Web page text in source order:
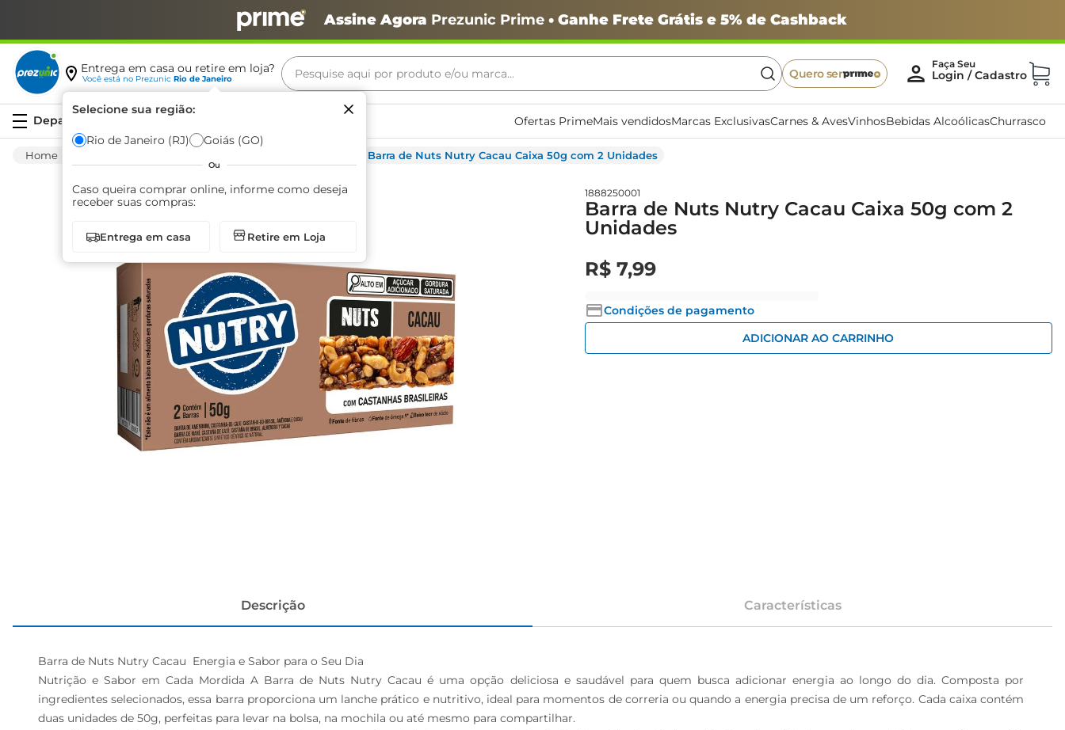
Assine Agora Prezunic Prime• Ganhe Frete Grátis e 5% de Cashback
Entrega em casa ou retire em loja?
Você está no Prezunic Rio de Janeiro
Selecione sua região:
Rio de Janeiro (RJ) Goiás (GO)
Ou
Caso queira comprar online, informe como deseja
receber suas compras:
Entrega em casa Retire em Loja
Pesquise aqui por produto e/ou marca...
Quero ser
Ofertas PrimeMais vendidosMarcas ExclusivasCarnes & AvesVinhosBebidas AlcoólicasChurrasco
Barra de Nuts Nutry Cacau Caixa 50g com 2 Unidades
1888250001
Barra de Nuts Nutry Cacau Caixa 50g com 2
Unidades
R$ 7,99
Condições de pagamento
ADICIONAR AO CARRINHO
Descrição Características
Barra de Nuts Nutry Cacau  Energia e Sabor para o Seu Dia
Nutrição e Sabor em Cada Mordida A Barra de Nuts Nutry Cacau é uma opção deliciosa e saudável para quem busca adicionar energia ao longo do dia. Composta por
ingredientes selecionados, essa barra proporciona um lanche prático e nutritivo, ideal para momentos de correria ou quando a energia precisa de um reforço. Cada caixa contém
duas unidades de 50g, perfeitas para levar na bolsa, na mochila ou até mesmo para compartilhar.
Termos mais buscados
café
azeite
biscoito
arroz
iogurte
papel higiênico
cerveja